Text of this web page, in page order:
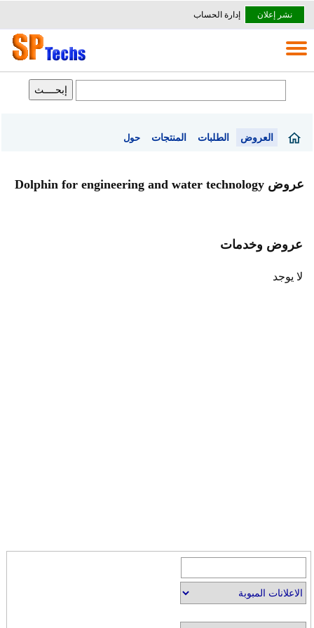
نشر إعلان إدارة الحساب
العروض الطلبات المنتجات حول
عروض Dolphin for engineering and water technology
عروض وخدمات
لا يوجد